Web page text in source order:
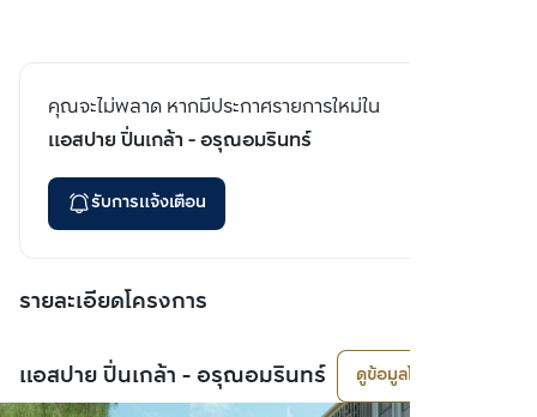
คุณจะไม่พลาด หากมีประกาศรายการใหม่ใน
แอสปาย ปิ่นเกล้า - อรุณอมรินทร์
รับการแจ้งเตือน
รายละเอียดโครงการ
แอสปาย ปิ่นเกล้า - อรุณอมรินทร์ ดูข้อมูลโครงการ